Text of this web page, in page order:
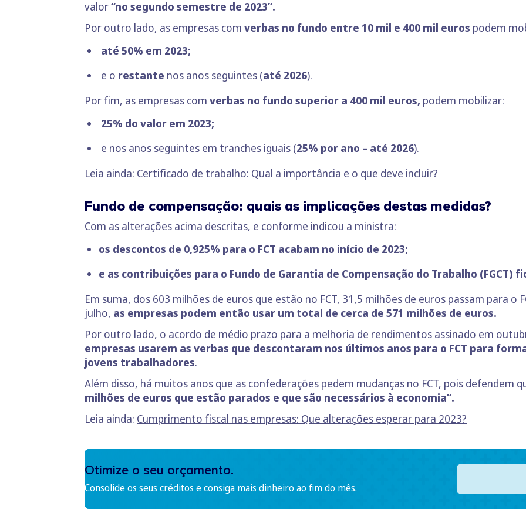
valor“no segundo semestre de 2023”.
Por outro lado, as empresas com verbas no fundo entre 10 mil e 400 mil euros podem
até 50% em 2023;
e o restante nos anos seguintes (até 2026).
Por fim, as empresas com verbas no fundo superior a 400 mil euros, podem mobilizar:
25% do valor em 2023;
e nos anos seguintes em tranches iguais (25% por ano – até 2026).
Leia ainda: Certificado de trabalho: Qual a importância e o que deve incluir?
Fundo de compensação: quais as implicações destas medidas?
Com as alterações acima descritas, e conforme indicou a ministra:
os descontos de 0,925% para o FCT acabam no início de 2023;
e as contribuições para o Fundo de Garantia de Compensação do Trabalho (FGCT)
Em suma, dos 603 milhões de euros que estão no FCT, 31,5 milhões de euros passam para o
julho, as empresas podem então usar um total de cerca de 571 milhões de euros.
Por outro lado, o acordo de médio prazo para a melhoria de rendimentos assinado em
empresas usarem as verbas que descontaram nos últimos anos para o FCT para
jovens trabalhadores.
Além disso, há muitos anos que as confederações pedem mudanças no FCT, pois defendem
milhões de euros que estão parados e que são necessários à economia”.
Leia ainda: Cumprimento fiscal nas empresas: Que alterações esperar para 2023?
Otimize o seu orçamento.
Consolide os seus créditos e consiga mais dinheiro ao fim do mês.